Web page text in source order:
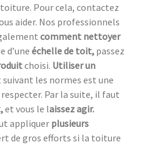
Pour cela, contactez
aider. Nos professionnels
comment nettoyer
d’une échelle de toit, passez
choisi. Utiliser un
les normes est une
Par la suite, il faut
et vous le laissez agir.
appliquer plusieurs
de gros efforts si la toiture